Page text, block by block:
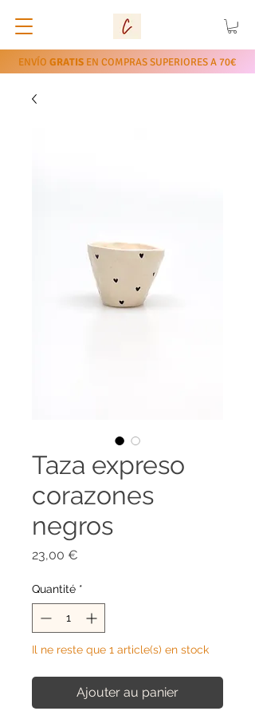
ENVÍO GRATIS EN COMPRAS SUPERIORES A 70€
Taza expreso
corazones
negros
23,00 €
Quantité *
Il ne reste que 1 article(s) en stock
Ajouter au panier